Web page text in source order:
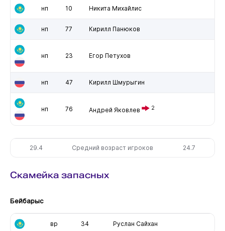
нп 10 Никита Михайлис
нп 77 Кирилл Панюков
нп 23 Егор Петухов
нп 47 Кирилл Шмурыгин
нп 76 Андрей Яковлев 2
29.4 Средний возраст игроков 24.7
Скамейка запасных
Бейбарыс
вр 34 Руслан Сайхан